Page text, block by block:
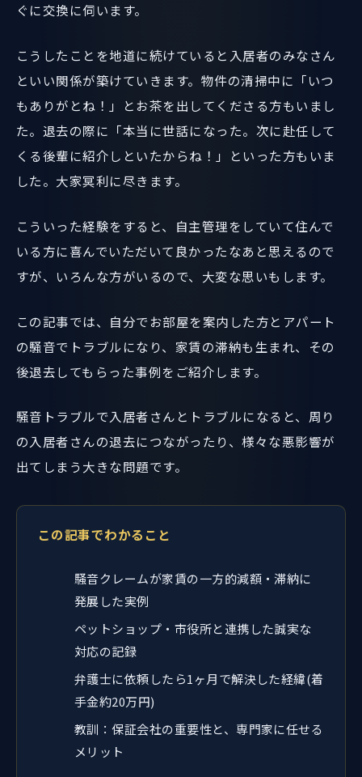
ぐに交換に伺います。
こうしたことを地道に続けていると入居者のみなさん
といい関係が築けていきます。物件の清掃中に「いつ
もありがとね！」とお茶を出してくださる方もいまし
た。退去の際に「本当に世話になった。次に赴任して
くる後輩に紹介しといたからね！」といった方もいま
した。大家冥利に尽きます。
こういった経験をすると、自主管理をしていて住んで
いる方に喜んでいただいて良かったなあと思えるので
すが、いろんな方がいるので、大変な思いもします。
この記事では、自分でお部屋を案内した方とアパート
の騒音でトラブルになり、家賃の滞納も生まれ、その
後退去してもらった事例をご紹介します。
騒音トラブルで入居者さんとトラブルになると、周り
の入居者さんの退去につながったり、様々な悪影響が
出てしまう大きな問題です。
この記事でわかること
騒音クレームが家賃の一方的減額・滞納に
発展した実例
ペットショップ・市役所と連携した誠実な
対応の記録
弁護士に依頼したら1ヶ月で解決した経緯(着
手金約20万円)
教訓：保証会社の重要性と、専門家に任せる
メリット